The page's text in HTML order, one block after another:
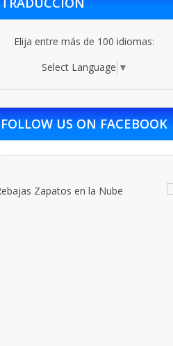
Elija entre más de 100 idiomas:
Select Language ▼
FOLLOW US ON FACEBOOK